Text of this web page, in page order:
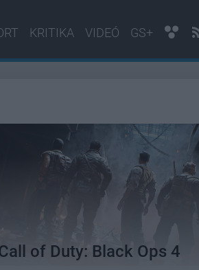
KRITIKA VIDEÓ GS+
of Duty: Black Ops 4